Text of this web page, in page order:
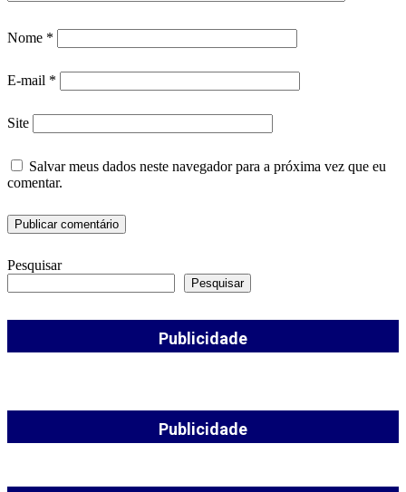
Nome *
E-mail *
Site
Salvar meus dados neste navegador para a próxima vez que eu
comentar.
Pesquisar
Pesquisar
Publicidade
Publicidade